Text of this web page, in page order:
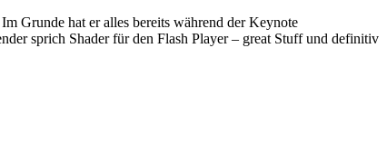
Grunde hat er alles bereits während der Keynote
sprich Shader für den Flash Player – great Stuff und definitiv